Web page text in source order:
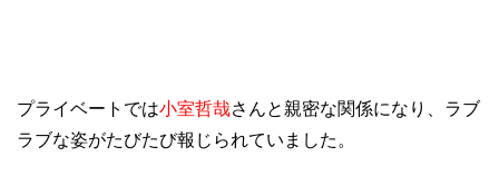
プライベートでは小室哲哉さんと親密な関係になり、ラブ
ラブな姿がたびたび報じられていました。